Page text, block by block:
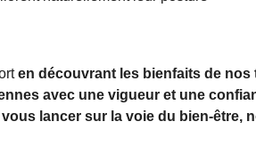
en découvrant les bienfaits de
avec une vigueur et une
lancer sur la voie du bien-être,